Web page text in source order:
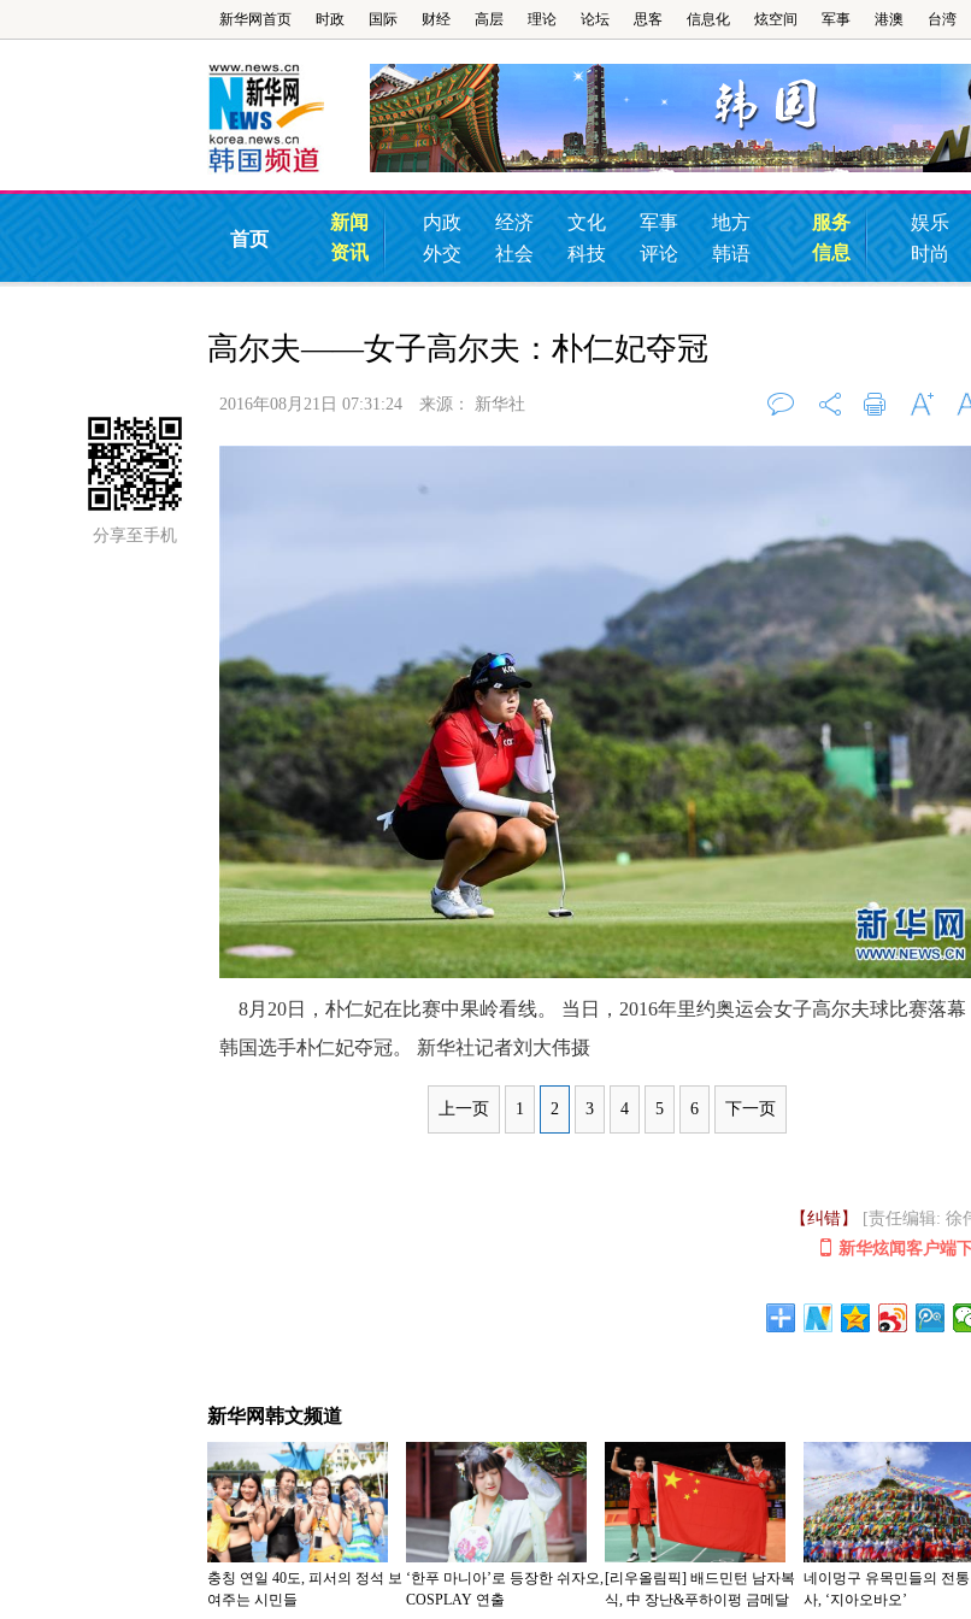
新华网首页 时政 国际 财经 高层 理论 论坛 思客 信息化 炫空间 军事 港澳 台湾
首页
新闻
资讯
内政 经济 文化 军事
地方
外交
社会 科技 评论 韩语
服务
信息
娱乐
时尚
分享至手机
高尔夫——女子高尔夫：朴仁妃夺冠
2016年08月21日 07:31:24 来源： 新华社
8月20日，朴仁妃在比赛中果岭看线。 当日，2016年里约奥运会女子高尔夫球比赛落幕
韩国选手朴仁妃夺冠。 新华社记者刘大伟摄
上一页 1 2 3 4 5 6 下一页
【纠错】
[责任编辑: 徐
新华炫闻客户端
新华网韩文频道
충칭 연일 40도, 피서의 정석 보
여주는 시민들
‘한푸 마니아’로 등장한 쉬자오,
COSPLAY 연출
[리우올림픽] 배드민턴 남자복
식, 中 장난&푸하이펑 금메달
네이멍구 유목민들의 전
사, ‘지아오바오’